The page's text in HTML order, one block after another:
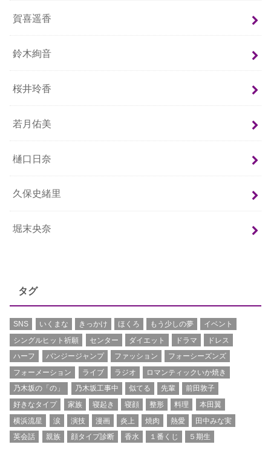
賀喜遥香
鈴木絢音
桜井玲香
若月佑美
樋口日奈
久保史緒里
堀末央奈
タグ
SNS いくまな きっかけ ほくろ もう少しの夢
イベント
シングルヒット祈願
センター ダイエット ドラマ
ドレス
ハーフ
バンジージャンプ ファッション
フォーシーズンズ
フォーメーション
ライブ ラジオ
ロマンティックいか焼き
乃木坂の「の」
乃木坂工事中 似てる 先輩
前田敦子
好きなタイプ
家族 寝起き 寝顔 整形 料理
本田翼
横浜流星
涙 演技 漫画 炎上 焼肉 熱愛
田中みな実
英会話
親族 顔タイプ診断 香水 １番くじ ５期生